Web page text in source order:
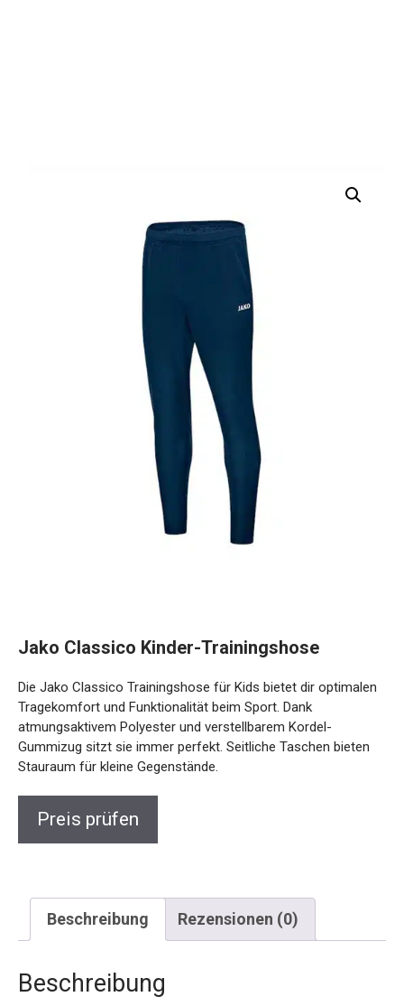
optimalen Tragekomfort und Funktionalität beim Sport.
Dank atmungsaktivem Polyester und verstellbarem Kordel-
Gummizug sitzt sie immer perfekt. Seitliche Taschen bieten
Stauraum für kleine Gegenstände.
Preis prüfen
Beschreibung Rezensionen (0)
Beschreibung